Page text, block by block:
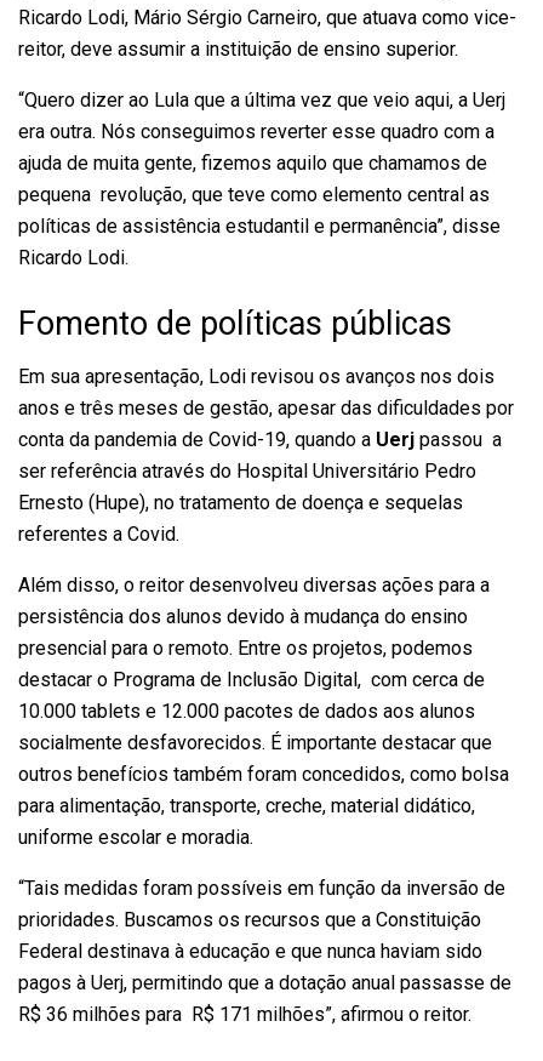
Ricardo Lodi, Mário Sérgio Carneiro, que atuava como vice-
reitor, deve assumir a instituição de ensino superior.
“Quero dizer ao Lula que a última vez que veio aqui, a Uerj
era outra. Nós conseguimos reverter esse quadro com a
ajuda de muita gente, fizemos aquilo que chamamos de
pequena revolução, que teve como elemento central as
políticas de assistência estudantil e permanência”, disse
Ricardo Lodi.
Fomento de políticas públicas
Em sua apresentação, Lodi revisou os avanços nos dois
anos e três meses de gestão, apesar das dificuldades por
conta da pandemia de Covid-19, quando a Uerj passou a
ser referência através do Hospital Universitário Pedro
Ernesto (Hupe), no tratamento de doença e sequelas
referentes a Covid.
Além disso, o reitor desenvolveu diversas ações para a
persistência dos alunos devido à mudança do ensino
presencial para o remoto. Entre os projetos, podemos
destacar o Programa de Inclusão Digital, com cerca de
10.000 tablets e 12.000 pacotes de dados aos alunos
socialmente desfavorecidos. É importante destacar que
outros benefícios também foram concedidos, como bolsa
para alimentação, transporte, creche, material didático,
uniforme escolar e moradia.
“Tais medidas foram possíveis em função da inversão de
prioridades. Buscamos os recursos que a Constituição
Federal destinava à educação e que nunca haviam sido
pagos à Uerj, permitindo que a dotação anual passasse de
R$ 36 milhões para R$ 171 milhões”, afirmou o reitor.